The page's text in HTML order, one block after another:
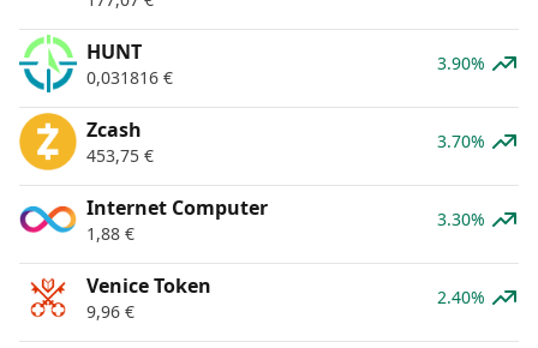
HUNT
0,031816 €
3.90%
Zcash
453,75 €
3.70%
Internet Computer
1,88 €
3.30%
Venice Token
9,96 €
2.40%